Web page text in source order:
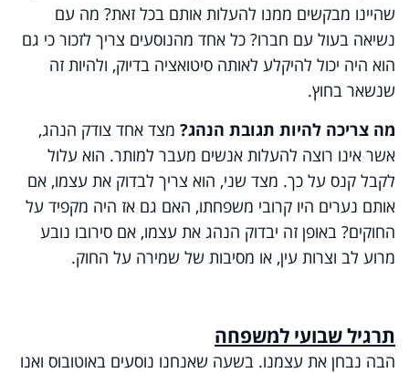
שהיינו מבקשים ממנו להעלות אותם בכל זאת? מה עם
נשיאה בעול עם חברו? כל אחד מהנוסעים צריך לזכור כי גם
הוא היה יכול להיקלע לאותה סיטואציה בדיוק, ולהיות זה
שנשאר בחוץ.
מה צריכה להיות תגובת הנהג? מצד אחד צודק הנהג,
אשר אינו רוצה להעלות אנשים מעבר למותר. הוא עלול
לקבל קנס על כך. מצד שני, הוא צריך לבדוק את עצמו, אם
אותם נערים היו קרובי משפחתו, האם גם אז היה מקפיד על
החוקים? באופן זה יבדוק הנהג את עצמו, אם סירובו נובע
מרוע לב וצרות עין, או מסיבות של שמירה על החוק.
תרגיל שבועי למשפחה
הבה נבחן את עצמנו. בשעה שאנחנו נוסעים באוטובוס ואנו